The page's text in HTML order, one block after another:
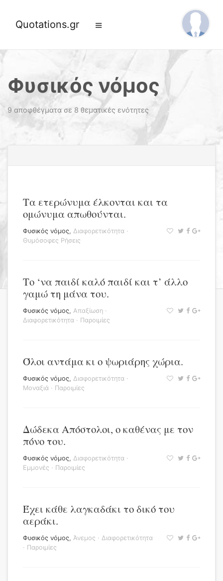
Quotations.gr
Φυσικός νόμος
9 αποφθέγματα σε 8 θεματικές ενότητες
Τα ετερώνυμα έλκονται και τα
ομώνυμα απωθούνται.
Φυσικός νόμος, Διαφορετικότητα ·
Θυμόσοφες Ρήσεις
Το ‘να παιδί καλό παιδί και τ’ άλλο
γαμώ τη μάνα του.
Φυσικός νόμος, Απαξίωση ·
Διαφορετικότητα · Παροιμίες
Όλοι αντάμα κι ο ψωριάρης χώρια.
Φυσικός νόμος, Διαφορετικότητα ·
Μοναξιά · Παροιμίες
Δώδεκα Απόστολοι, ο καθένας με τον
πόνο του.
Φυσικός νόμος, Διαφορετικότητα ·
Εμμονές · Παροιμίες
Έχει κάθε λαγκαδάκι το δικό του
αεράκι.
Φυσικός νόμος, Άνεμος · Διαφορετικότητα
· Παροιμίες